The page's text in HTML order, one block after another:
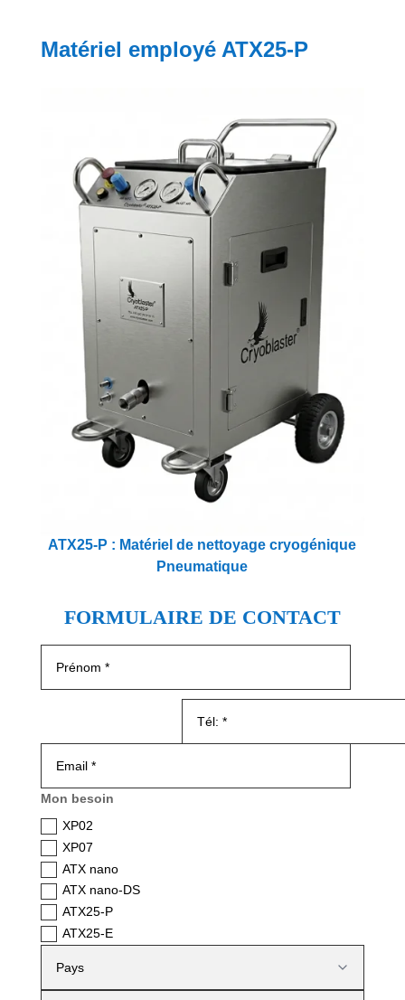
Matériel employé ATX25-P
ATX25-P : Matériel de nettoyage cryogénique
Pneumatique
FORMULAIRE DE CONTACT
Mon besoin
XP02
XP07
ATX nano
ATX nano-DS
ATX25-P
ATX25-E